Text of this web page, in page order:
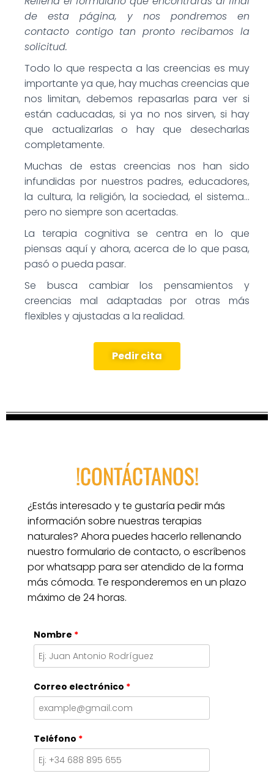
de esta página, y nos pondremos en
contacto contigo tan pronto recibamos la
solicitud.
Todo lo que respecta a las creencias es muy
importante ya que, hay muchas creencias que
nos limitan, debemos repasarlas para ver si
están caducadas, si ya no nos sirven, si hay
que actualizarlas o hay que desecharlas
completamente.
Muchas de estas creencias nos han sido
infundidas por nuestros padres, educadores,
la cultura, la religión, la sociedad, el sistema…
pero no siempre son acertadas.
La terapia cognitiva se centra en lo que
piensas aquí y ahora, acerca de lo que pasa,
pasó o pueda pasar.
Se busca cambiar los pensamientos y
creencias mal adaptadas por otras más
flexibles y ajustadas a la realidad.
Pedir cita
!CONTÁCTANOS!
¿Estás interesado y te gustaría pedir más
información sobre nuestras terapias
naturales? Ahora puedes hacerlo rellenando
nuestro formulario de contacto, o escríbenos
por whatsapp para ser atendido de la forma
más cómoda. Te responderemos en un plazo
máximo de 24 horas.
Nombre *
Correo electrónico *
Teléfono *